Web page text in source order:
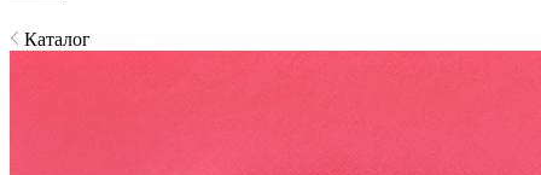
Каталог